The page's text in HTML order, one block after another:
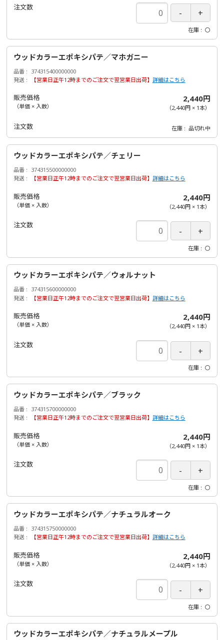
注文数
在庫 〇
ウッドカラーエポキシパテ／マホガニー
品番
374315400000000
発送
【営業日正午12時までのご注文で翌営業日出荷】 詳細はこちら
販売価格
（単価 × 入数）
2,440円
（2,440円× 1本）
注文数 在庫 品切れ中
ウッドカラーエポキシパテ／チェリー
品番
374315500000000
発送
【営業日正午12時までのご注文で翌営業日出荷】 詳細はこちら
販売価格
（単価 × 入数）
2,440円
（2,440円× 1本）
注文数
在庫 〇
ウッドカラーエポキシパテ／ウォルナット
品番
374315600000000
発送
【営業日正午12時までのご注文で翌営業日出荷】 詳細はこちら
販売価格
（単価 × 入数）
2,440円
（2,440円× 1本）
注文数
在庫 〇
ウッドカラーエポキシパテ／ブラック
品番
374315700000000
発送
【営業日正午12時までのご注文で翌営業日出荷】 詳細はこちら
販売価格
（単価 × 入数）
2,440円
（2,440円× 1本）
注文数
在庫 〇
ウッドカラーエポキシパテ／ナチュラルオーク
品番
374315750000000
発送
【営業日正午12時までのご注文で翌営業日出荷】 詳細はこちら
販売価格
（単価 × 入数）
2,440円
（2,440円× 1本）
注文数
在庫 〇
ウッドカラーエポキシパテ／ナチュラルメープル